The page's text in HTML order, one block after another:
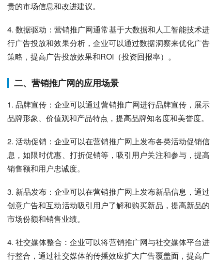
贵的市场信息和改进建议。
4. 数据驱动：营销推广网通常基于大数据和人工智能技术进
行广告投放和效果分析，企业可以通过数据洞察来优化广告
策略，提高广告投放效果和ROI（投资回报率）。
二、营销推广网的应用场景
1. 品牌宣传：企业可以通过营销推广网进行品牌宣传，展示
品牌形象、价值观和产品特点，提高品牌知名度和美誉度。
2. 活动促销：企业可以在营销推广网上发布各类活动促销信
息，如限时优惠、打折促销等，吸引用户关注和参与，提高
销售额和用户忠诚度。
3. 新品发布：企业可以在营销推广网上发布新品信息，通过
创意广告和互动活动吸引用户了解和购买新品，提高新品的
市场份额和销售业绩。
4. 社交媒体整合：企业可以将营销推广网与社交媒体平台进
行整合，通过社交媒体的传播效应扩大广告覆盖面，提高广